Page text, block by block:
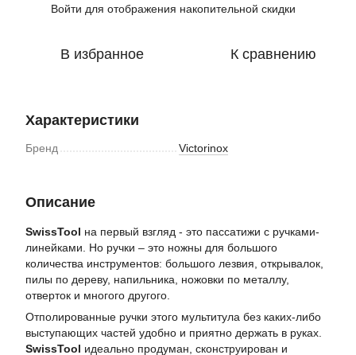
Войти для отображения накопительной скидки
В избранное К сравнению
Характеристики
Бренд Victorinox
Описание
SwissTool на первый взгляд - это пассатижи с ручками-
линейками. Но ручки – это ножны для большого
количества инструментов: большого лезвия, открывалок,
пилы по дереву, напильника, ножовки по металлу,
отверток и многого другого.
Отполированные ручки этого мультитула без каких-либо
выступающих частей удобно и приятно держать в руках.
SwissTool идеально продуман, сконструирован и